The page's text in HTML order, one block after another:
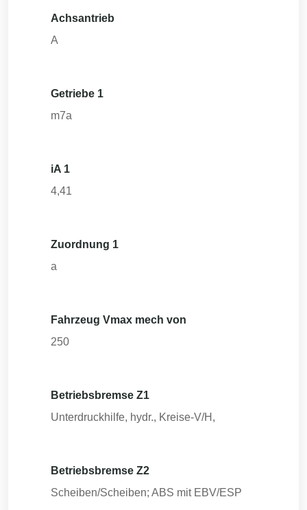
Achsantrieb
A
Getriebe 1
m7a
iA 1
4,41
Zuordnung 1
a
Fahrzeug Vmax mech von
250
Betriebsbremse Z1
Unterdruckhilfe, hydr., Kreise-V/H,
Betriebsbremse Z2
Scheiben/Scheiben; ABS mit EBV/ESP